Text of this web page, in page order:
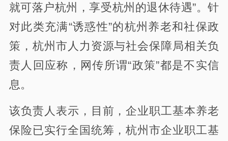
就可落户杭州，享受杭州的退休待遇”。针
对此类充满“诱惑性”的杭州养老和社保政
策，杭州市人力资源与社会保障局相关负
责人回应称，网传所谓“政策”都是不实信
息。
该负责人表示，目前，企业职工基本养老
保险已实行全国统筹，杭州市企业职工基